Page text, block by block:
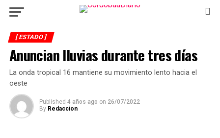
[ ESTADO ]
Anuncian lluvias durante tres días
La onda tropical 16 mantiene su movimiento lento hacia el
oeste
Published 4 años ago on 26/07/2022
By Redaccion